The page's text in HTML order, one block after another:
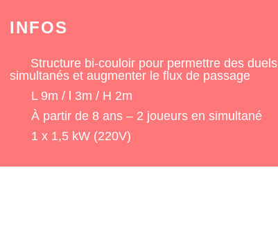
INFOS
Structure bi-couloir pour permettre des duels
simultanés et augmenter le flux de passage
L 9m / l 3m / H 2m
À partir de 8 ans – 2 joueurs en simultané
1 x 1,5 kW (220V)